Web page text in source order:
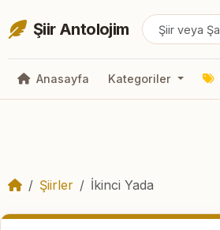
Şiir Antolojim
Anasayfa Kategoriler
Şiirler İkinci Yada